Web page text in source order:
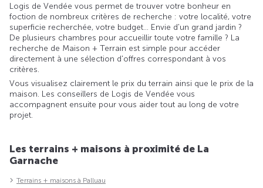
Logis de Vendée vous permet de trouver votre bonheur en
foction de nombreux critères de recherche : votre localité, votre
superficie recherchée, votre budget... Envie d'un grand jardin ?
De plusieurs chambres pour accueillir toute votre famille ? La
recherche de Maison + Terrain est simple pour accéder
directement à une sélection d'offres correspondant à vos
critères.
Vous visualisez clairement le prix du terrain ainsi que le prix de la
maison. Les conseillers de Logis de Vendée vous
accompagnent ensuite pour vous aider tout au long de votre
projet.
Les terrains + maisons à proximité de La
Garnache
Terrains + maisons à Palluau